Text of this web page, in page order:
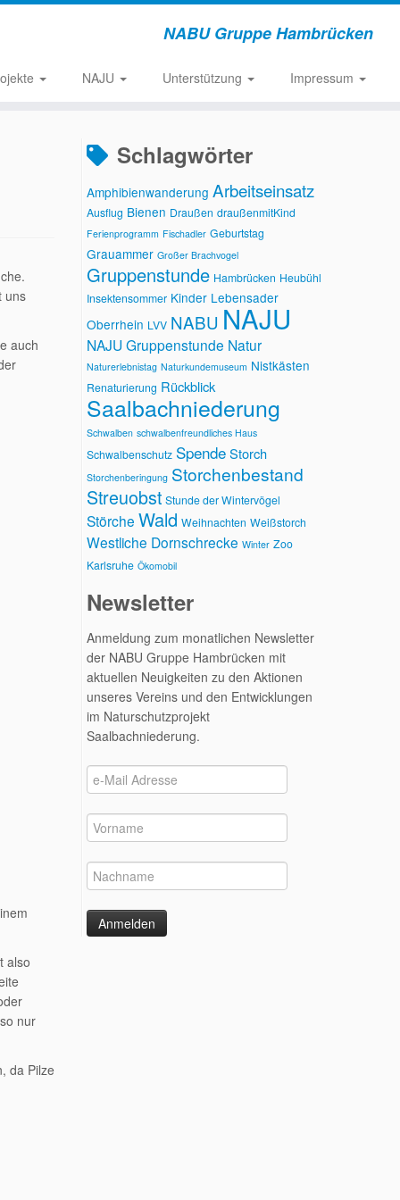
NABU Gruppe Hambrücken
NAJU Unterstützung Impressum
uns
auch
also
nur
da Pilze
Schlagwörter
Amphibienwanderung Arbeitseinsatz
Ausflug Bienen Draußen draußenmitKind
Ferienprogramm Fischadler Geburtstag
Grauammer Großer Brachvogel
Gruppenstunde Hambrücken Heubühl
Insektensommer Kinder Lebensader
Oberrhein LVV NABU NAJU
NAJU Gruppenstunde Natur
Naturerlebnistag Naturkundemuseum Nistkästen
Renaturierung Rückblick
Saalbachniederung
Schwalben schwalbenfreundliches Haus
Schwalbenschutz SpendeStorch
Storchenberingung Storchenbestand
Streuobst Stunde der Wintervögel
Störche Wald Weihnachten Weißstorch
Westliche Dornschrecke Winter Zoo
Karlsruhe Ökomobil
Newsletter
Anmeldung zum monatlichen Newsletter
der NABU Gruppe Hambrücken mit
aktuellen Neuigkeiten zu den Aktionen
unseres Vereins und den Entwicklungen
im Naturschutzprojekt
Saalbachniederung.